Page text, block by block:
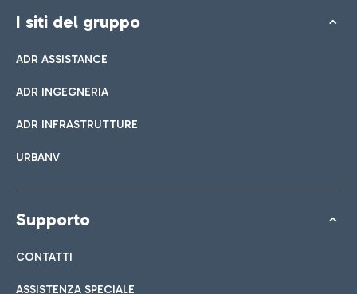
I siti del gruppo
ADR ASSISTANCE
ADR INGEGNERIA
ADR INFRASTRUTTURE
URBANV
Supporto
CONTATTI
ASSISTENZA SPECIALE